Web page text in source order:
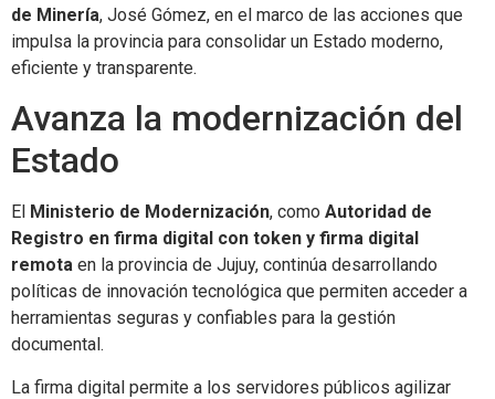
de Minería, José Gómez, en el marco de las acciones que
impulsa la provincia para consolidar un Estado moderno,
eficiente y transparente.
Avanza la modernización del
Estado
El Ministerio de Modernización, como Autoridad de
Registro en firma digital con token y firma digital
remota en la provincia de Jujuy, continúa desarrollando
políticas de innovación tecnológica que permiten acceder a
herramientas seguras y confiables para la gestión
documental.
La firma digital permite a los servidores públicos agilizar